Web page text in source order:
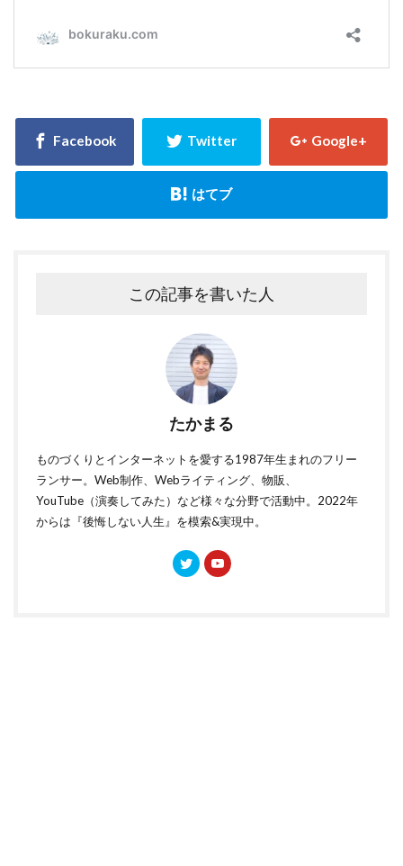
この記事を書いた人
たかまる
ものづくりとインターネットを愛する1987年生まれのフリー
ランサー。Web制作、Webライティング、物販、
YouTube（演奏してみた）など様々な分野で活動中。2022年
からは『後悔しない人生』を模索&実現中。